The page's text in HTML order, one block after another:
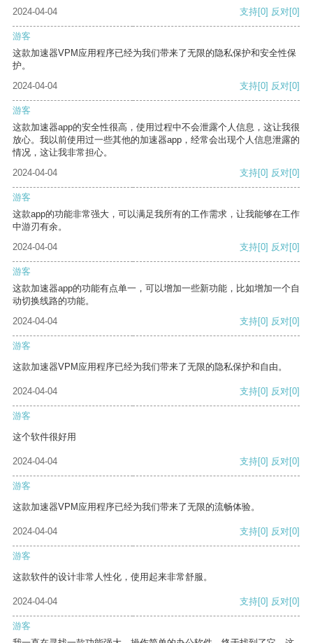
2024-04-04 支持[0] 反对[0]
游客
这款加速器VPM应用程序已经为我们带来了无限的隐私保护和安全性保
护。
2024-04-04
支持[0] 反对[0]
游客
这款加速器app的安全性很高，使用过程中不会泄露个人信息，这让我很
放心。我以前使用过一些其他的加速器app，经常会出现个人信息泄露的
情况，这让我非常担心。
2024-04-04
支持[0] 反对[0]
游客
这款app的功能非常强大，可以满足我所有的工作需求，让我能够在工作
中游刃有余。
2024-04-04
支持[0] 反对[0]
游客
这款加速器app的功能有点单一，可以增加一些新功能，比如增加一个自
动切换线路的功能。
2024-04-04
支持[0] 反对[0]
游客
这款加速器VPM应用程序已经为我们带来了无限的隐私保护和自由。
2024-04-04 支持[0] 反对[0]
游客
这个软件很好用
2024-04-04 支持[0] 反对[0]
游客
这款加速器VPM应用程序已经为我们带来了无限的流畅体验。
2024-04-04 支持[0] 反对[0]
游客
这款软件的设计非常人性化，使用起来非常舒服。
2024-04-04 支持[0] 反对[0]
游客